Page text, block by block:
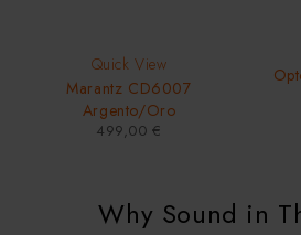
Quick View
Marantz CD6007
Argento/Oro
499,00€
Why Sound in